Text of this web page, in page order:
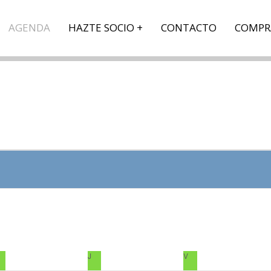
AGENDA HAZTE SOCIO CONTACTO
J V